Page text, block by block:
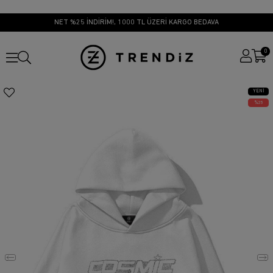
NET %25 İNDİRİM!, 1000 TL ÜZERİ KARGO BEDAVA
0
YENI
ÜRÜN
25